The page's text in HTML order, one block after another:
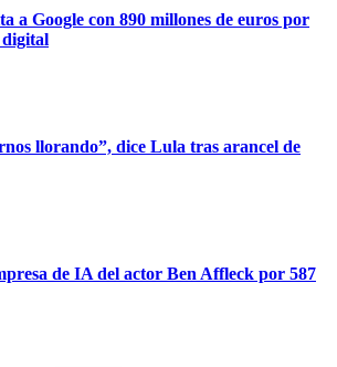
a Google con 890 millones de euros por
llorando”, dice Lula tras arancel de
de IA del actor Ben Affleck por 587